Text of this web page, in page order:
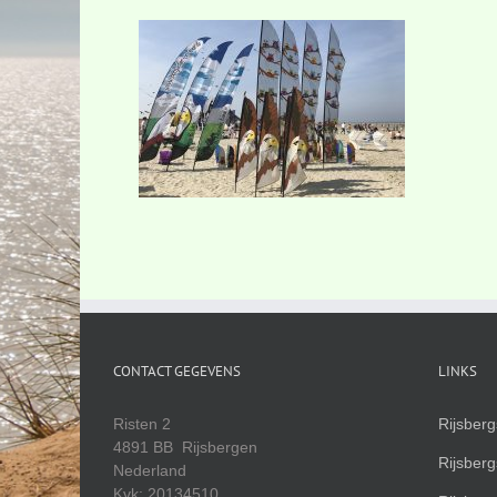
CONTACT GEGEVENS
Risten 2
4891 BB Rijsbergen
Nederland
LINKS